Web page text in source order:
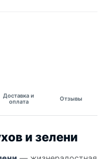
Доставка и
оплата
Отзывы
и зелени